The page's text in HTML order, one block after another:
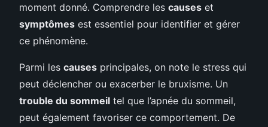
moment donné. Comprendre les causes et
symptômes est essentiel pour identifier et gérer
ce phénomène.
Parmi les causes principales, on note le stress qui
peut déclencher ou exacerber le bruxisme. Un
trouble du sommeil tel que l’apnée du sommeil,
peut également favoriser ce comportement. De